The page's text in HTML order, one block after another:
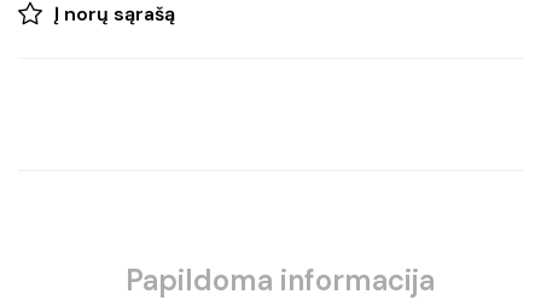
Į norų sąrašą
Papildoma informacija